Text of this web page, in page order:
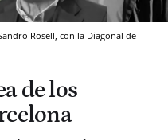
Rosell, con la Diagonal de
de los